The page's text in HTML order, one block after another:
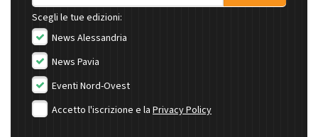
Scegli le tue edizioni:
News Alessandria
News Pavia
Eventi Nord-Ovest
Accetto l'iscrizione e la Privacy Policy